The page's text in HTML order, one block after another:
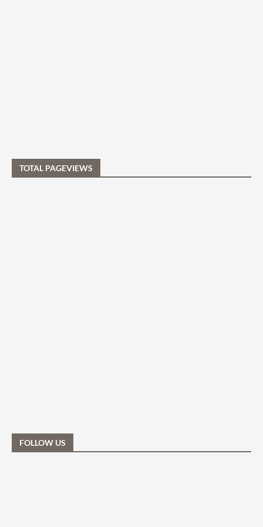
TOTAL PAGEVIEWS
FOLLOW US